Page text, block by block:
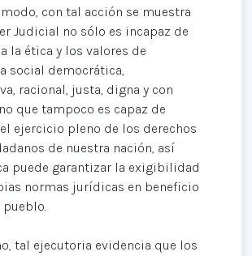
con tal acción se muestra
Judicial no sólo es incapaz de
la ética y los valores de
social democrática,
racional, justa, digna y con
que tampoco es capaz de
ejercicio pleno de los derechos
de nuestra nación, así
puede garantizar la exigibilidad
normas jurídicas en beneficio
tal ejecutoria evidencia que los